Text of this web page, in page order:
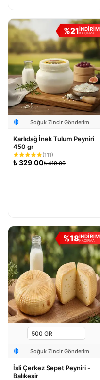
%21İNDİRİM
KAÇIRMA
Soğuk Zincir Gönderim
Karlıdağ İnek Tulum Peyniri
450 gr
(111)
₺329.00₺ 419.00
%18İNDİRİM
KAÇIRMA
Soğuk Zincir Gönderim
İsli Çerkez Sepet Peyniri -
Balıkesir